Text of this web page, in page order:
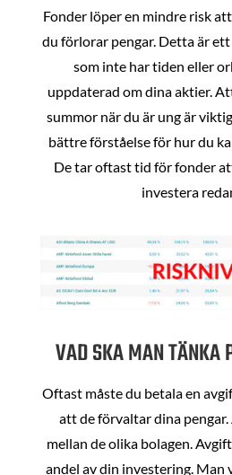
Fonder löper en mindre risk
du förlorar pengar. Detta är
som inte har tiden eller
uppdaterad om dina aktier.
summor när du är ung är
bättre förståelse för hur du
De tar oftast tid för fonder
investera
VAD SKA MAN TÄNKA
Oftast måste du betala en
att de förvaltar dina
mellan de olika bolagen.
andel av din investering. Man